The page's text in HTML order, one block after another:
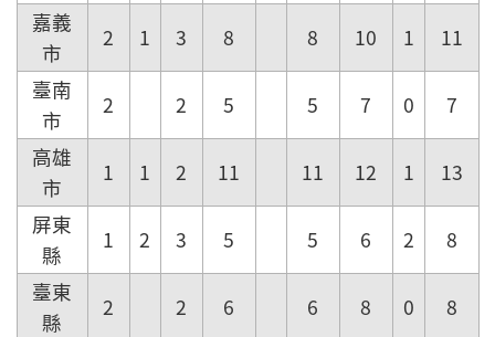
嘉義
市
2 1 3 8 8 10 1
11
臺南
市
2 2 5 5 7 0
7
高雄
市
1 1 2 11 11 12 1
13
屏東
縣
1 2 3 5 5 6 2
8
臺東
縣
2 2 6 6 8 0
8